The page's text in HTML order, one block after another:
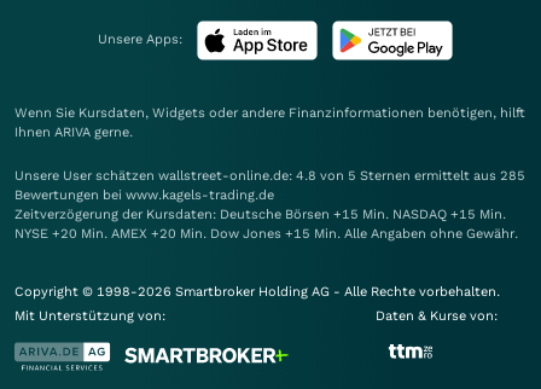
Unsere Apps:
Wenn Sie Kursdaten, Widgets oder andere Finanzinformationen benötigen, hilft
Ihnen ARIVA gerne.
Unsere User schätzen wallstreet-online.de: 4.8 von 5 Sternen ermittelt aus 285
Bewertungen bei www.kagels-trading.de
Zeitverzögerung der Kursdaten: Deutsche Börsen +15 Min. NASDAQ +15 Min.
NYSE +20 Min. AMEX +20 Min. Dow Jones +15 Min. Alle Angaben ohne Gewähr.
Copyright © 1998-2026 Smartbroker Holding AG - Alle Rechte vorbehalten.
Mit Unterstützung von:
Daten & Kurse von: